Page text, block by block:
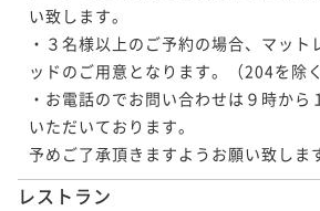
い致します。
・３名様以上のご予約の場合、マット
ッドのご用意となります。（204を除く
・お電話のでお問い合わせは９時から
いただいております。
予めご了承頂きますようお願い致しま
レストラン